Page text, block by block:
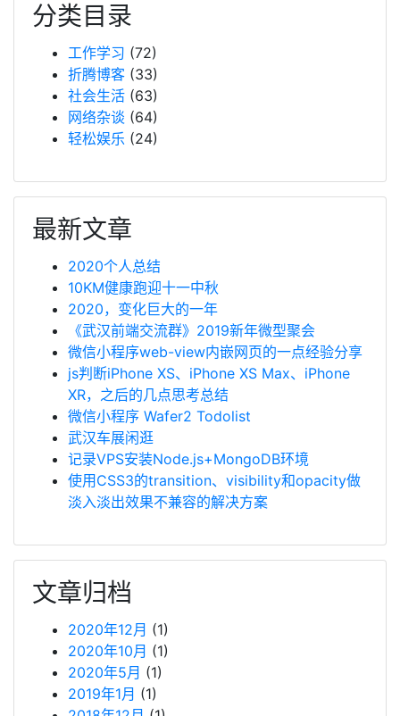
分类目录
工作学习 (72)
折腾博客 (33)
社会生活 (63)
网络杂谈 (64)
轻松娱乐 (24)
最新文章
2020个人总结
10KM健康跑迎十一中秋
2020，变化巨大的一年
《武汉前端交流群》2019新年微型聚会
微信小程序web-view内嵌网页的一点经验分享
js判断iPhone XS、iPhone XS Max、iPhone
XR，之后的几点思考总结
微信小程序 Wafer2 Todolist
武汉车展闲逛
记录VPS安装Node.js+MongoDB环境
使用CSS3的transition、visibility和opacity做
淡入淡出效果不兼容的解决方案
文章归档
2020年12月 (1)
2020年10月 (1)
2020年5月 (1)
2019年1月 (1)